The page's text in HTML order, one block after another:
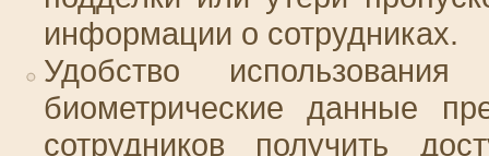
информации о сотрудниках.
Удобство
биометрические данные
сотрудников получить